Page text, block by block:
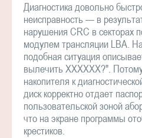
Диагностика довольно
неисправность — в
нарушения CRC в секторах
модулем трансляции LBA.
подобная ситуация
вылечить ХХХХХХ?".
накопителя к
диск корректно отдает
пользовательской зоной
что на экране программы
крестиков.